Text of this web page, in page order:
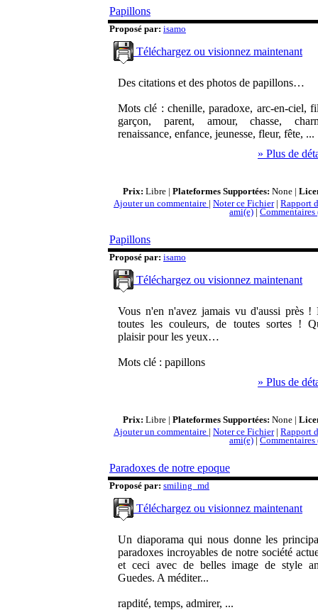
Papillons
Proposé par: isamo
Téléchargez ou visionnez maintenant
Des citations et des photos de papillons…
Mots clé : chenille, paradoxe, arc-en-ciel,
garçon, parent, amour, chasse,
renaissance, enfance, jeunesse, fleur, fête, ...
» Plus de
Prix: Libre | Plateformes Supportées: None |
Ajouter un commentaire | Noter ce Fichier| Rapport
ami(e) | Commentaires
Papillons
Proposé par: isamo
Téléchargez ou visionnez maintenant
Vous n'en n'avez jamais vu d'aussi près !
toutes les couleurs, de toutes sortes !
plaisir pour les yeux…
Mots clé : papillons
» Plus de
Prix: Libre | Plateformes Supportées: None |
Ajouter un commentaire | Noter ce Fichier| Rapport
ami(e) | Commentaires
Paradoxes de notre epoque
Proposé par: smiling_md
Téléchargez ou visionnez maintenant
Un diaporama qui nous donne les
paradoxes incroyables de notre société
et ceci avec de belles image de style
Guedes. A méditer...
rapdité, temps, admirer, ...